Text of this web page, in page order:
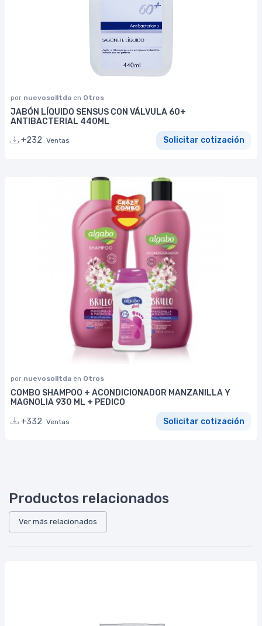
por nuevosolltda en Otros
JABÓN LÍQUIDO SENSUS CON VÁLVULA 60+
ANTIBACTERIAL 440ML
+232 Ventas Solicitar cotización
por nuevosolltda en Otros
COMBO SHAMPOO + ACONDICIONADOR MANZANILLA Y
MAGNOLIA 930 ML + PEDICO
+332 Ventas Solicitar cotización
Productos relacionados
Ver más relacionados